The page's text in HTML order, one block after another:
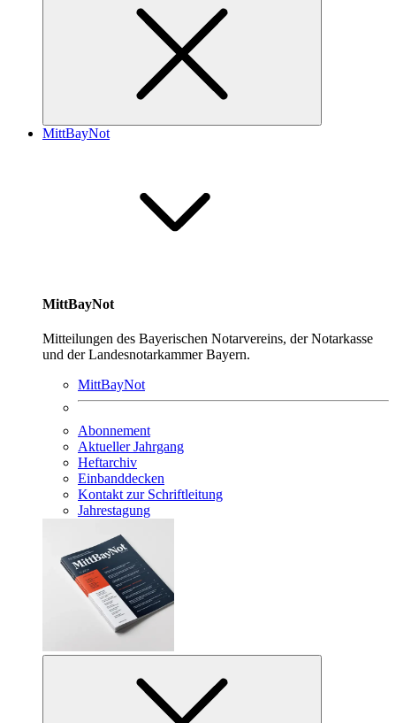
MittBayNot
MittBayNot
Mitteilungen des Bayerischen Notarvereins, der Notarkasse
und der Landesnotarkammer Bayern.
MittBayNot
Abonnement
Aktueller Jahrgang
Heftarchiv
Einbanddecken
Kontakt zur Schriftleitung
Jahrestagung